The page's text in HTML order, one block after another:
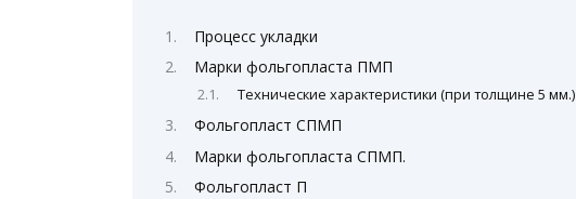
Процесс укладки
Марки фольгопласта ПМП
Технические характеристики (при толщине 5 мм.)
Фольгопласт СПМП
Марки фольгопласта СПМП.
Фольгопласт П